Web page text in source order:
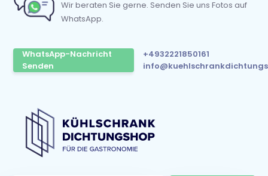
Wir beraten Sie gerne. Senden Sie uns Fotos auf
WhatsApp.
WhatsApp-Nachricht
Senden
+4932221850161